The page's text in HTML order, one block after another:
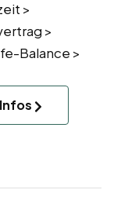
>
>
Balance >